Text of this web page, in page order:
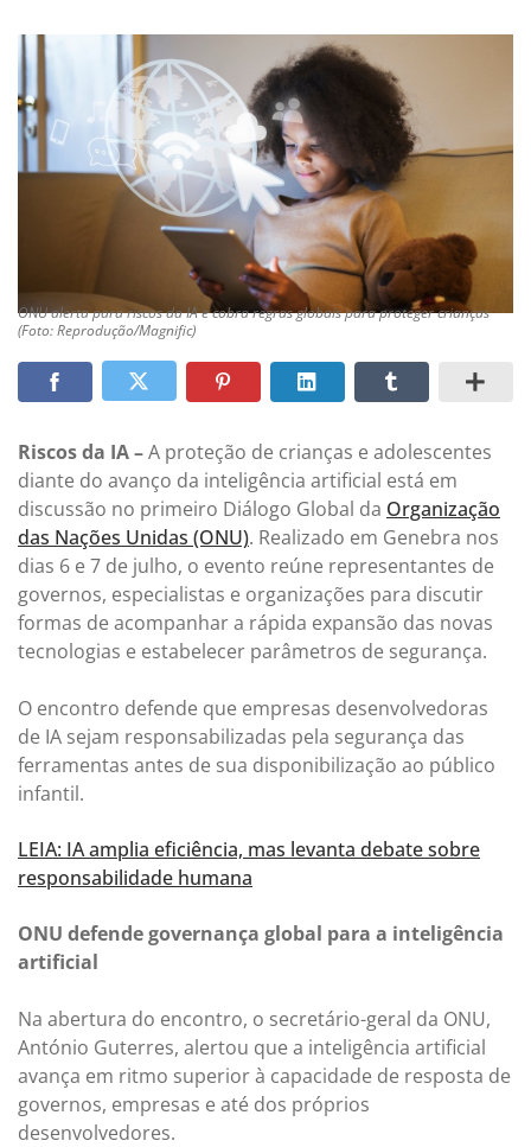
ONU alerta para riscos da IA e cobra regras globais para proteger crianças
(Foto: Reprodução/Magnific)
Riscos da IA –A proteção de crianças e adolescentes
diante do avanço da inteligência artificial está em
discussão no primeiro Diálogo Global da Organização
das Nações Unidas (ONU). Realizado em Genebra nos
dias 6 e 7 de julho, o evento reúne representantes de
governos, especialistas e organizações para discutir
formas de acompanhar a rápida expansão das novas
tecnologias e estabelecer parâmetros de segurança.
O encontro defende que empresas desenvolvedoras
de IA sejam responsabilizadas pela segurança das
ferramentas antes de sua disponibilização ao público
infantil.
LEIA: IA amplia eficiência, mas levanta debate sobre
responsabilidade humana
ONU defende governança global para a inteligência
artificial
Na abertura do encontro, o secretário-geral da ONU,
António Guterres, alertou que a inteligência artificial
avança em ritmo superior à capacidade de resposta de
governos, empresas e até dos próprios
desenvolvedores.